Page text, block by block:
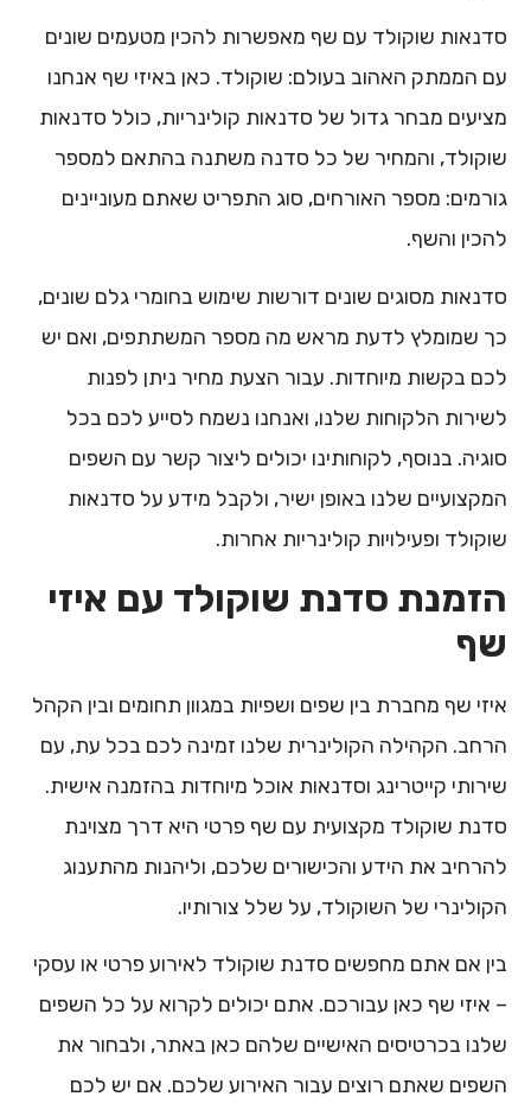
סדנאות שוקולד עם שף מאפשרות להכין מטעמים שונים
עם הממתק האהוב בעולם: שוקולד. כאן באיזי שף אנחנו
מציעים מבחר גדול של סדנאות קולינריות, כולל סדנאות
שוקולד, והמחיר של כל סדנה משתנה בהתאם למספר
גורמים: מספר האורחים, סוג התפריט שאתם מעוניינים
להכין והשף.
סדנאות מסוגים שונים דורשות שימוש בחומרי גלם שונים,
כך שמומלץ לדעת מראש מה מספר המשתתפים, ואם יש
לכם בקשות מיוחדות. עבור הצעת מחיר ניתן לפנות
לשירות הלקוחות שלנו, ואנחנו נשמח לסייע לכם בכל
סוגיה. בנוסף, לקוחותינו יכולים ליצור קשר עם השפים
המקצועיים שלנו באופן ישיר, ולקבל מידע על סדנאות
שוקולד ופעילויות קולינריות אחרות.
הזמנת סדנת שוקולד עם איזי
שף
איזי שף מחברת בין שפים ושפיות במגוון תחומים ובין הקהל
הרחב. הקהילה הקולינרית שלנו זמינה לכם בכל עת, עם
שירותי קייטרינג וסדנאות אוכל מיוחדות בהזמנה אישית.
סדנת שוקולד מקצועית עם שף פרטי היא דרך מצוינת
להרחיב את הידע והכישורים שלכם, וליהנות מהתענוג
הקולינרי של השוקולד, על שלל צורותיו.
בין אם אתם מחפשים סדנת שוקולד לאירוע פרטי או עסקי
– איזי שף כאן עבורכם. אתם יכולים לקרוא על כל השפים
שלנו בכרטיסים האישיים שלהם כאן באתר, ולבחור את
השפים שאתם רוצים עבור האירוע שלכם. אם יש לכם